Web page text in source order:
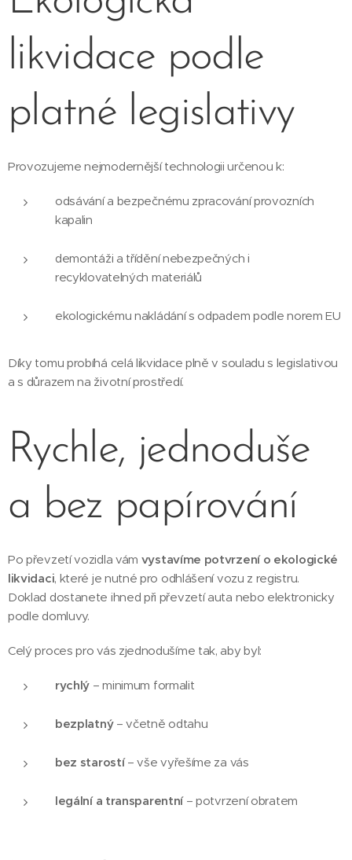
likvidace podle
platné legislativy
Provozujeme nejmodernější technologii určenou k:
odsávání a bezpečnému zpracování provozních
kapalin
demontáži a třídění nebezpečných i
recyklovatelných materiálů
ekologickému nakládání s odpadem podle norem EU
Díky tomu probíhá celá likvidace plně v souladu s legislativou
a s důrazem na životní prostředí.
Rychle, jednoduše
a bez papírování
Po převzetí vozidla vám vystavíme potvrzení o ekologické
likvidaci, které je nutné pro odhlášení vozu z registru.
Doklad dostanete ihned při převzetí auta nebo elektronicky
podle domluvy.
Celý proces pro vás zjednodušíme tak, aby byl:
rychlý – minimum formalit
bezplatný– včetně odtahu
bez starostí– vše vyřešíme za vás
legální a transparentní– potvrzení obratem